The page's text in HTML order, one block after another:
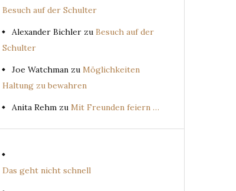
Besuch auf der Schulter
Alexander Bichler zu Besuch auf der
Schulter
Joe Watchman zu Möglichkeiten
Haltung zu bewahren
Anita Rehm zu Mit Freunden feiern …
Das geht nicht schnell